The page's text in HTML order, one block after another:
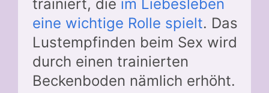
trainiert, die im Liebesleben
eine wichtige Rolle spielt. Das
Lustempfinden beim Sex wird
durch einen trainierten
Beckenboden nämlich erhöht.